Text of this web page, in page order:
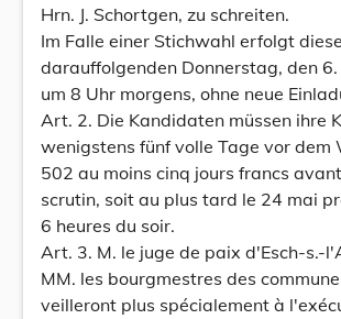
Hrn. J. Schortgen, zu schreiten.
Im Falle einer Stichwahl erfolgt
darauffolgenden Donnerstag, den 6.
um 8 Uhr morgens, ohne neue
Art. 2. Die Kandidaten müssen ihre
wenigstens fünf volle Tage vor dem
502 au moins cinq jours francs
scrutin, soit au plus tard le 24 mai
6 heures du soir.
Art. 3. M. le juge de paix d'Esch-s.-
MM. les bourgmestres des
veilleront plus spécialement à